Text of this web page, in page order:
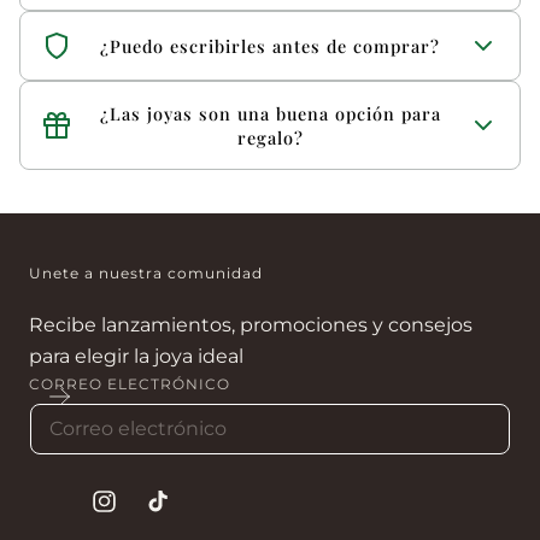
¿Puedo escribirles antes de comprar?
para resolver tus dudas.
¿Las joyas son una buena opción para
regalo?
especiales.
Unete a nuestra comunidad
Recibe lanzamientos, promociones y consejos
para elegir la joya ideal
CORREO ELECTRÓNICO
Instagram
tiktok